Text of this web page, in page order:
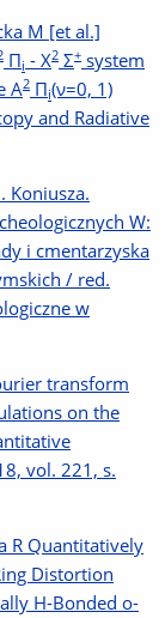
M [et al.]
Πi - X2 Σ+ system
A2 Πi(ν=0, 1)
and Radiative
Koniusza.
W:
i cmentarzyska
/ red.
w
transform
on the
vol. 221, s.
R Quantitatively
Distortion
H-Bonded o-